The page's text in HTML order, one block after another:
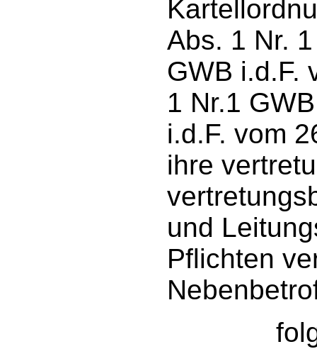
Abs. 1 Nr.
GWB i.d.F.
1 Nr.1
i.d.F. vom
ihre
und
Pflichten